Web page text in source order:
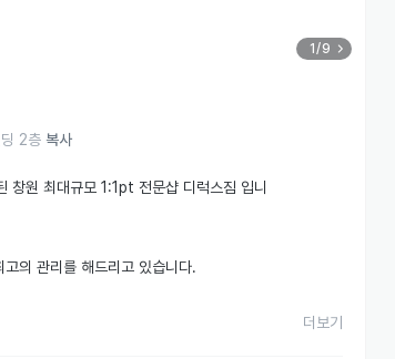
1/9
2층 복사
창원 최대규모 1:1pt 전문샵 디럭스짐 입니
의 관리를 해드리고 있습니다.
더보기